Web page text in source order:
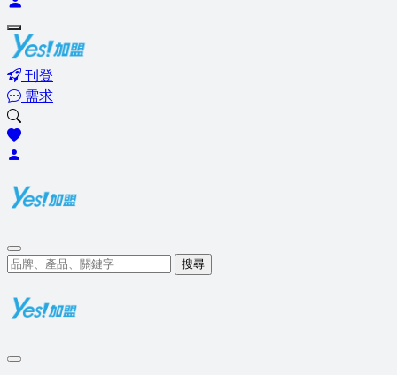
刊登
需求
搜尋